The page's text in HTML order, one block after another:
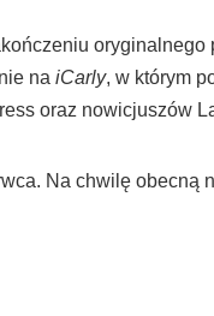
na iCarly, w którym
oraz nowicjuszów
Na chwilę obecną